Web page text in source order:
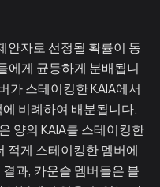
안자로 선정될 확률이 동
에게 균등하게 분배됩니
가 스테이킹한 KAIA에서
비례하여 배분됩니다.
양의 KAIA를 스테이킹한
적게 스테이킹한 멤버에
과, 카운슬 멤버들은 블